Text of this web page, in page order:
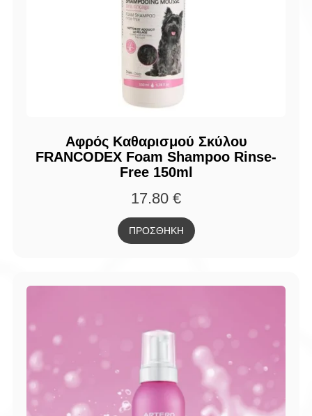
Αφρός Καθαρισμού Σκύλου
FRANCODEX Foam Shampoo Rinse-
Free 150ml
17.80 €
ΠΡΟΣΘΗΚΗ